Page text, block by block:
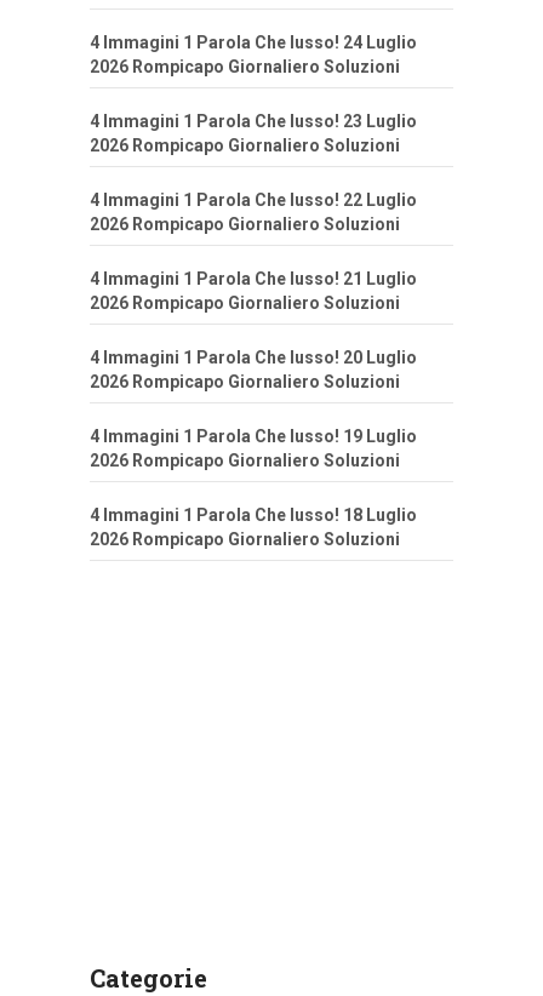
4 Immagini 1 Parola Che lusso! 24 Luglio
2026 Rompicapo Giornaliero Soluzioni
4 Immagini 1 Parola Che lusso! 23 Luglio
2026 Rompicapo Giornaliero Soluzioni
4 Immagini 1 Parola Che lusso! 22 Luglio
2026 Rompicapo Giornaliero Soluzioni
4 Immagini 1 Parola Che lusso! 21 Luglio
2026 Rompicapo Giornaliero Soluzioni
4 Immagini 1 Parola Che lusso! 20 Luglio
2026 Rompicapo Giornaliero Soluzioni
4 Immagini 1 Parola Che lusso! 19 Luglio
2026 Rompicapo Giornaliero Soluzioni
4 Immagini 1 Parola Che lusso! 18 Luglio
2026 Rompicapo Giornaliero Soluzioni
Categorie